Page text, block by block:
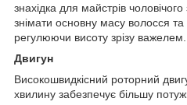
знахідка для майстрів
знімати основну масу волосся
регулюючи висоту зрізу важелем.
Двигун
Високошвидкісний роторний
хвилину забезпечує більшу